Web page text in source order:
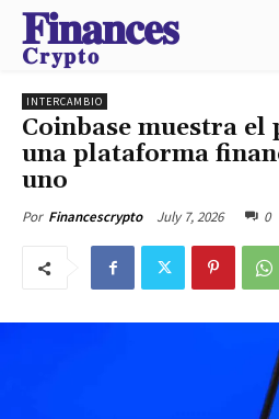
𝐅𝐢𝐧𝐚𝐧𝐜𝐞𝐬
𝐂𝐫𝐲𝐩𝐭𝐨
INTERCAMBIO
Coinbase muestra el
una plataforma
uno
Por Financescrypto July 7, 2026 0